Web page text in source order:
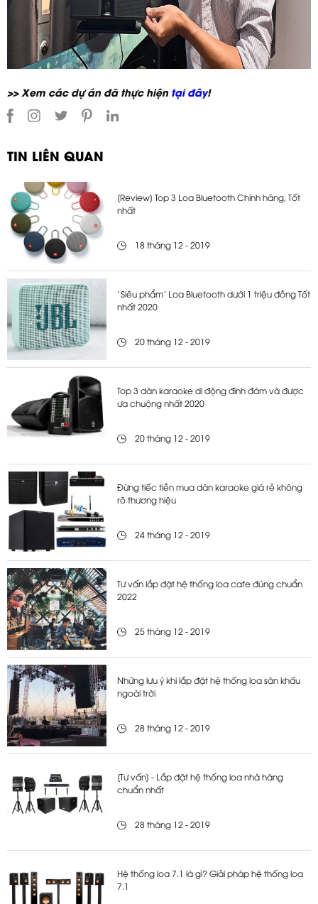
>> Xem các dự án đã thực hiện tại đây!
TIN LIÊN QUAN
[Review] Top 3 Loa Bluetooth Chính hãng, Tốt
nhất
18 tháng 12 - 2019
‘Siêu phẩm’ Loa Bluetooth dưới 1 triệu đồng Tốt
nhất 2020
20 tháng 12 - 2019
Top 3 dàn karaoke di động đình đám và được
ưa chuộng nhất 2020
20 tháng 12 - 2019
Đừng tiếc tiền mua dàn karaoke giá rẻ không
rõ thương hiệu
24 tháng 12 - 2019
Tư vấn lắp đặt hệ thống loa cafe đúng chuẩn
2022
25 tháng 12 - 2019
Những lưu ý khi lắp đặt hệ thống loa sân khấu
ngoài trời
28 tháng 12 - 2019
[Tư vấn] - Lắp đặt hệ thống loa nhà hàng
chuẩn nhất
28 tháng 12 - 2019
Hệ thống loa 7.1 là gì? Giải pháp hệ thống loa
7.1